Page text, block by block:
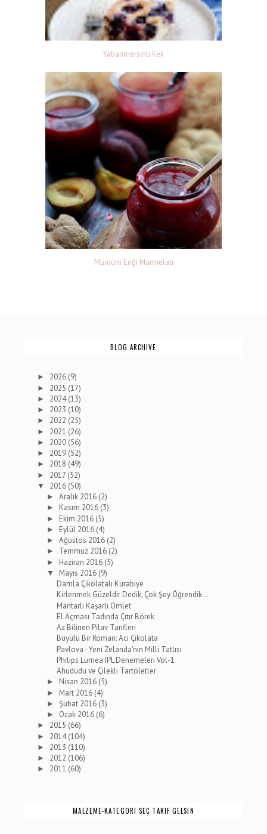
Yabanmersinli Kek
Mürdüm Eriği Marmelatı
BLOG ARCHIVE
► 2026 (9)
► 2025 (17)
► 2024(13)
► 2023 (10)
► 2022 (25)
► 2021 (26)
► 2020 (56)
► 2019 (52)
► 2018 (49)
► 2017 (52)
▼ 2016 (50)
►Aralık 2016 (2)
► Kasım 2016 (3)
► Ekim 2016 (5)
► Eylül 2016 (4)
►Ağustos 2016 (2)
► Temmuz 2016 (2)
► Haziran 2016 (5)
▼ Mayıs 2016 (9)
Damla Çikolatalı Kurabiye
Kirlenmek Güzeldir Dedik, Çok Şey Öğrendik...
Mantarlı Kaşarlı Omlet
El Açması Tadında Çıtır Börek
​Az Bilinen Pilav Tarifleri
Büyülü Bir Roman: Acı Çikolata
Pavlova - Yeni Zelanda'nın Milli Tatlısı
Philips Lumea IPL Denemeleri Vol-1
Ahududu ve Çilekli Tartöletler
► Nisan 2016 (5)
► Mart 2016 (4)
► Şubat 2016 (3)
► Ocak 2016 (6)
► 2015 (66)
► 2014(104)
► 2013 (110)
► 2012 (106)
► 2011 (60)
MALZEME-KATEGORI SEÇ TARIF GELSIN